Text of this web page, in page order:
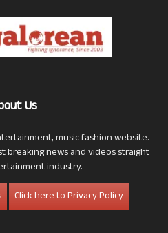
Us
music fashion website.
breaking news and videos straight
industry.
Click here to Privacy Policy